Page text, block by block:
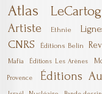
Atlas
Artiste Ethnie
CNRS Éditions Belin
Mafia Éditions Les Arènes
Provence Éditions